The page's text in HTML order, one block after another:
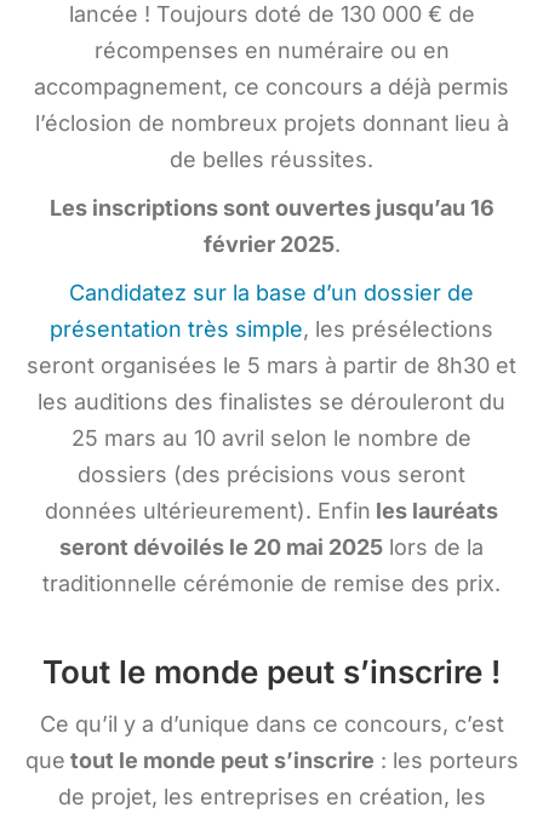
lancée ! Toujours doté de 130 000 € de
récompenses en numéraire ou en
accompagnement, ce concours a déjà permis
l’éclosion de nombreux projets donnant lieu à
de belles réussites.
Les inscriptions sont ouvertes jusqu’au 16
février 2025.
Candidatez sur la base d’un dossier de
présentation très simple, les présélections
seront organisées le 5 mars à partir de 8h30 et
les auditions des finalistes se dérouleront du
25 mars au 10 avril selon le nombre de
dossiers (des précisions vous seront
données ultérieurement). Enfin les lauréats
seront dévoilés le 20 mai 2025 lors de la
traditionnelle cérémonie de remise des prix.
Tout le monde peut s’inscrire !
Ce qu’il y a d’unique dans ce concours, c’est
que tout le monde peut s’inscrire : les porteurs
de projet, les entreprises en création, les